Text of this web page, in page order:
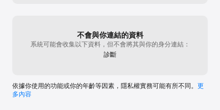
不會與你連結的資料
系統可能會收集以下資料，但不會將其與你的身分連結：
診斷
依據你使用的功能或你的年齡等因素，隱私權實務可能有所不同。 更
多內容